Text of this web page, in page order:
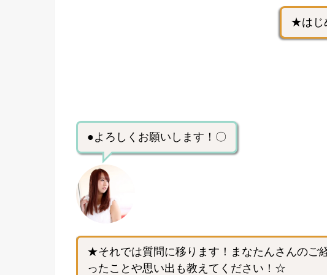
★はじ
●よろしくお願いします！〇
★それでは質問に移ります！まなたんさんのご
ったことや思い出も教えてください！☆